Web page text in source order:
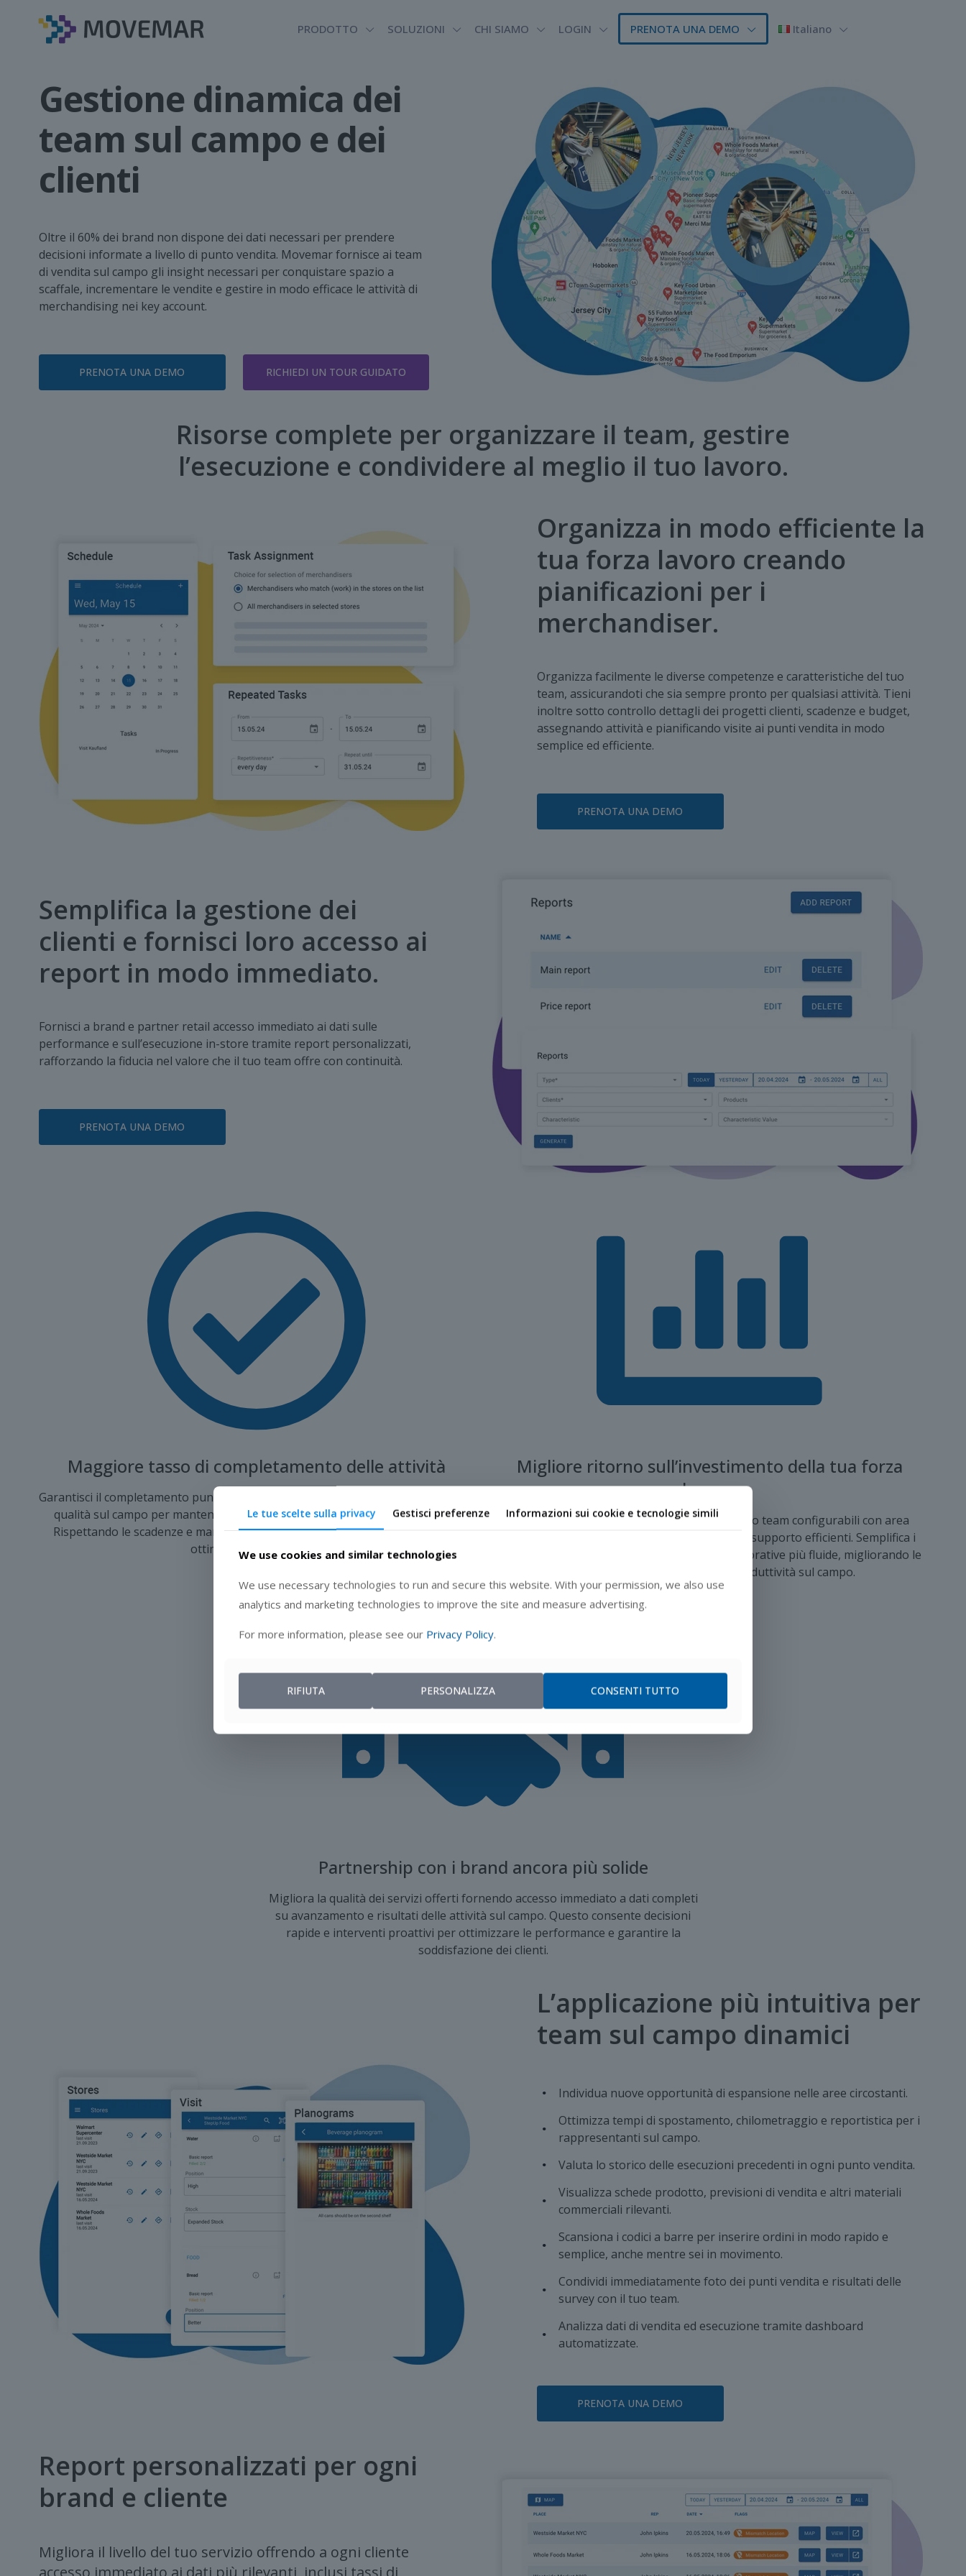
PRODOTTO SOLUZIONI CHI SIAMO LOGIN PRENOTA UNA DEMO Italiano
Gestione dinamica dei
team sul campo e dei
clienti
Oltre il 60% dei brand non dispone dei dati necessari per prendere
decisioni informate a livello di punto vendita. Movemar fornisce ai team
di vendita sul campo gli insight necessari per conquistare spazio a
scaffale, incrementare le vendite e gestire in modo efficace le attività di
merchandising nei key account.
PRENOTA UNA DEMO RICHIEDI UN TOUR GUIDATO
Risorse complete per organizzare il team, gestire
l’esecuzione e condividere al meglio il tuo lavoro.
Organizza in modo efficiente la
tua forza lavoro creando
pianificazioni per i
merchandiser.
Organizza facilmente le diverse competenze e caratteristiche del tuo
team, assicurandoti che sia sempre pronto per qualsiasi attività. Tieni
inoltre sotto controllo dettagli dei progetti clienti, scadenze e budget,
assegnando attività e pianificando visite ai punti vendita in modo
semplice ed efficiente.
PRENOTA UNA DEMO
Semplifica la gestione dei
clienti e fornisci loro accesso ai
report in modo immediato.
Fornisci a brand e partner retail accesso immediato ai dati sulle
performance e sull’esecuzione in-store tramite report personalizzati,
rafforzando la fiducia nel valore che il tuo team offre con continuità.
PRENOTA UNA DEMO
Maggiore tasso di completamento delle attività
Garantisci il completamento puntuale delle attività e verifica un’esecuzione di alta
qualità sul campo per mantenere standard elevati e massimizzare l’efficacia.
Rispettando le scadenze e mantenendo criteri rigorosi, assicuriamo risultati
ottimali per ogni attività.
Migliore ritorno sull’investimento della tua forza
lavoro.
Ottimizza le risorse sul campo implementando team configurabili con area
manager dedicati, garantendo supervisione e supporto efficienti. Semplifica i
processi di staffing per rendere le giornate lavorative più fluide, migliorando le
operazioni e massimizzando la produttività sul campo.
Partnership con i brand ancora più solide
Migliora la qualità dei servizi offerti fornendo accesso immediato a dati completi
su avanzamento e risultati delle attività sul campo. Questo consente decisioni
rapide e interventi proattivi per ottimizzare le performance e garantire la
soddisfazione dei clienti.
L’applicazione più intuitiva per
team sul campo dinamici
Individua nuove opportunità di espansione nelle aree circostanti.
Ottimizza tempi di spostamento, chilometraggio e reportistica per i
rappresentanti sul campo.
Valuta lo storico delle esecuzioni precedenti in ogni punto vendita.
Visualizza schede prodotto, previsioni di vendita e altri materiali
commerciali rilevanti.
Scansiona i codici a barre per inserire ordini in modo rapido e
semplice, anche mentre sei in movimento.
Condividi immediatamente foto dei punti vendita e risultati delle
survey con il tuo team.
Analizza dati di vendita ed esecuzione tramite dashboard
automatizzate.
PRENOTA UNA DEMO
Report personalizzati per ogni
brand e cliente
Migliora il livello del tuo servizio offrendo a ogni cliente
accesso immediato ai dati più rilevanti, inclusi tassi di
Le tue scelte sulla privacy Gestisci preferenze Informazioni sui cookie e tecnologie simili
We use cookies and similar technologies
We use necessary technologies to run and secure this website. With your permission, we also use
analytics and marketing technologies to improve the site and measure advertising.
For more information, please see our Privacy Policy.
RIFIUTA PERSONALIZZA CONSENTI TUTTO